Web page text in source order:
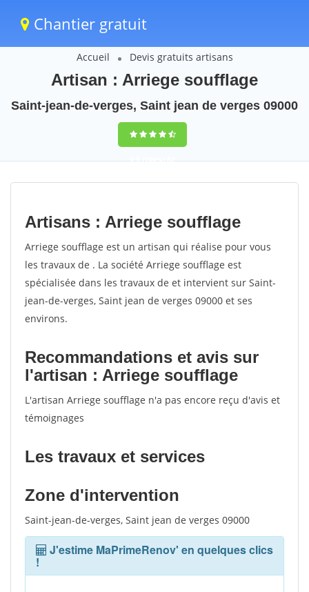
Chantier gratuit
Accueil Devis gratuits artisans
Artisan : Arriege soufflage
Saint-jean-de-verges, Saint jean de verges 09000
9,5(100%)82
votes
Artisans : Arriege soufflage
Arriege soufflage est un artisan qui réalise pour vous
les travaux de . La société Arriege soufflage est
spécialisée dans les travaux de et intervient sur Saint-
jean-de-verges, Saint jean de verges 09000 et ses
environs.
Recommandations et avis sur
l'artisan : Arriege soufflage
L'artisan Arriege soufflage n'a pas encore reçu d'avis et
témoignages
Les travaux et services
Zone d'intervention
Saint-jean-de-verges, Saint jean de verges 09000